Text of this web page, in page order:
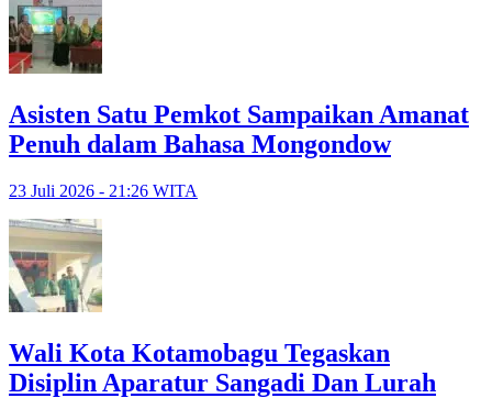
Asisten Satu Pemkot Sampaikan Amanat
Penuh dalam Bahasa Mongondow
23 Juli 2026 - 21:26 WITA
Wali Kota Kotamobagu Tegaskan
Disiplin Aparatur Sangadi Dan Lurah